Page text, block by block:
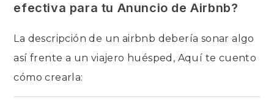
efectiva para tu Anuncio de Airbnb?
La descripción de un airbnb debería sonar algo
así frente a un viajero huésped, Aquí te cuento
cómo crearla: